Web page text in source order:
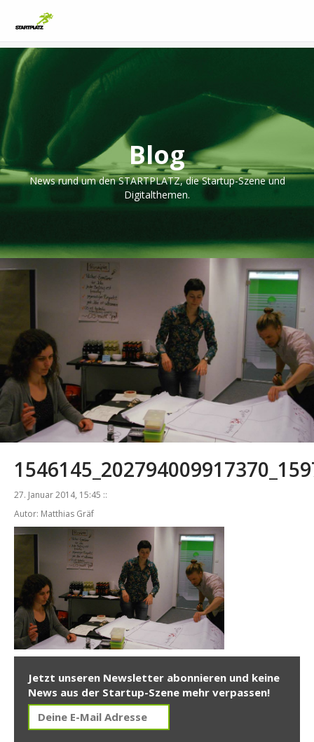
Blog
News rund um den STARTPLATZ, die Startup-Szene und
Digitalthemen.
27. Januar 2014, 15:45 ::
Autor: Matthias Gräf
Jetzt unseren Newsletter abonnieren und keine
News aus der Startup-Szene mehr verpassen!